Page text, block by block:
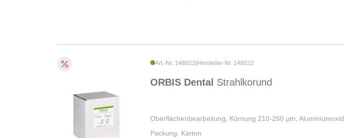
Art.-Nr. 148022 Hersteller-Nr. 148022
ORBIS Dental Strahlkorund
Oberflächenbearbeitung, Körnung 210-250 µm, Aluminiumoxid
Packung: Karton